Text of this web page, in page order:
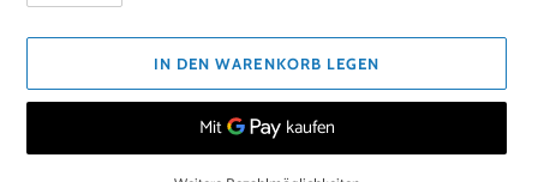
IN DEN WARENKORB LEGEN